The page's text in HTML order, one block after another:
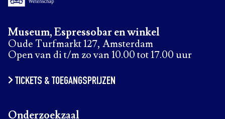
Museum, Espressobar en winkel
Oude Turfmarkt 127, Amsterdam
Open van di t/m zo van 10.00 tot 17.00 uur
TICKETS & TOEGANGSPRIJZEN
Onderzoekzaal